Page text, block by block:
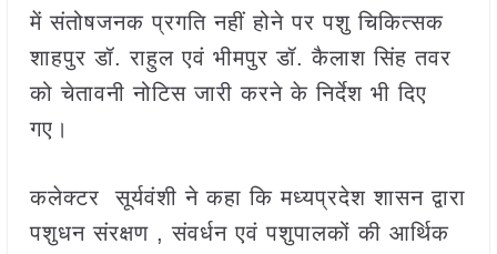
में संतोषजनक प्रगति नहीं होने पर पशु चिकित्सक
शाहपुर डॉ. राहुल एवं भीमपुर डॉ. कैलाश सिंह तवर
को चेतावनी नोटिस जारी करने के निर्देश भी दिए
गए।
कलेक्टर सूर्यवंशी ने कहा कि मध्यप्रदेश शासन द्वारा
पशुधन संरक्षण , संवर्धन एवं पशुपालकों की आर्थिक